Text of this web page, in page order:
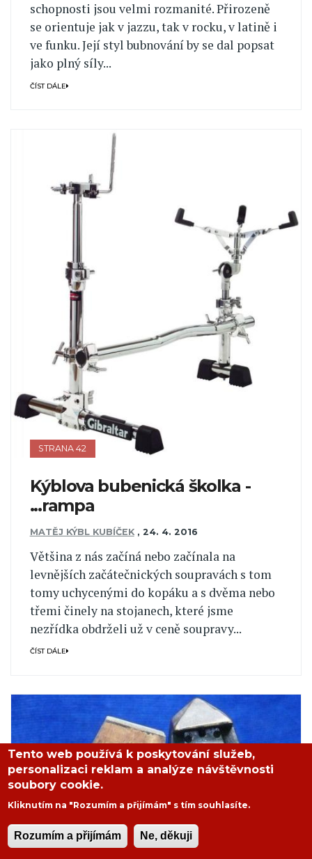
schopnosti jsou velmi rozmanité. Přirozeně
se orientuje jak v jazzu, tak v rocku, v latině i
ve funku. Její styl bubnování by se dal popsat
jako plný síly...
ČÍST DÁLE
STRANA 42
Kýblova bubenická školka -
...rampa
MATĚJ KÝBL KUBÍČEK , 24. 4. 2016
Většina z nás začíná nebo začínala na
levnějších začátečnických soupravách s tom
tomy uchycenými do kopáku a s dvěma nebo
třemi činely na stojanech, které jsme
nezřídka obdrželi už v ceně soupravy...
ČÍST DÁLE
Tento web používá k poskytování služeb,
personalizaci reklam a analýze návštěvnosti
soubory cookie.
Kliknutím na "Rozumím a přijímám" s tím souhlasíte.
Rozumím a přijímám Ne, děkuji